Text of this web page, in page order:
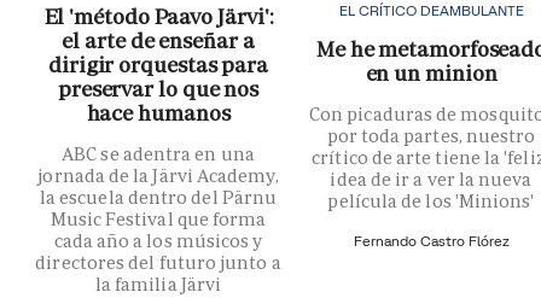
El 'método Paavo Järvi':
el arte de enseñar a
dirigir orquestas para
preservar lo que nos
hace humanos
ABC se adentra en una
jornada de la Järvi Academy,
la escuela dentro del Pärnu
Music Festival que forma
cada año a los músicos y
directores del futuro junto a
la familia Järvi
EL CRÍTICO DEAMBULANTE
Me he
en un minion
Con picaduras de
por toda partes, nuestro
crítico de arte tiene la
idea de ir a ver la nueva
película de los 'Minions'
Fernando Castro Flórez